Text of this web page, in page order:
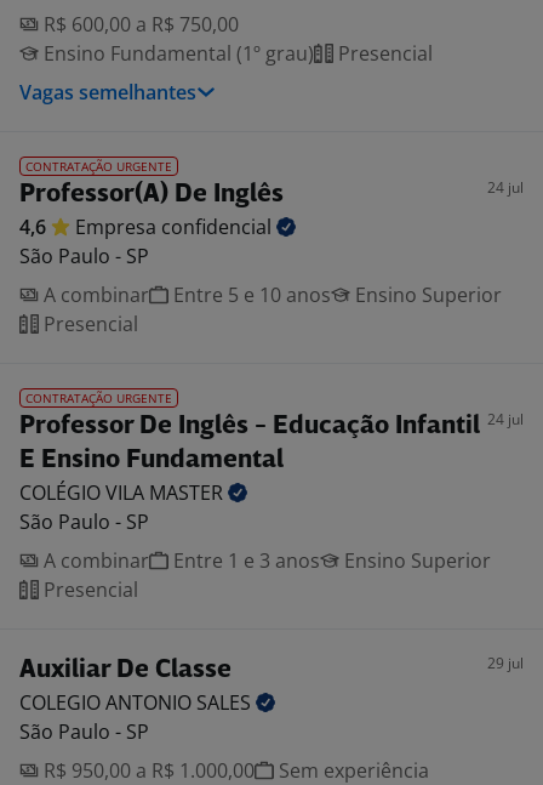
R$ 600,00 a R$ 750,00
Ensino Fundamental (1º grau)
Presencial
Vagas semelhantes
CONTRATAÇÃO URGENTE
Professor(A) De Inglês 24 jul
4,6 Empresa confidencial
São Paulo - SP
A combinar
Entre 5 e 10 anos
Ensino Superior
Presencial
CONTRATAÇÃO URGENTE
Professor De Inglês - Educação Infantil
E Ensino Fundamental
24 jul
COLÉGIO VILA MASTER
São Paulo - SP
A combinar
Entre 1 e 3 anos
Ensino Superior
Presencial
Auxiliar De Classe 29 jul
COLEGIO ANTONIO SALES
São Paulo - SP
R$ 950,00 a R$ 1.000,00
Sem experiência